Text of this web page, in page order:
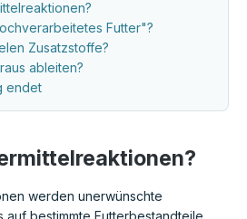
Futter"?
Zusatzstoffe?
ableiten?
endet
werden unerwünschte
auf bestimmte Futterbestandteile